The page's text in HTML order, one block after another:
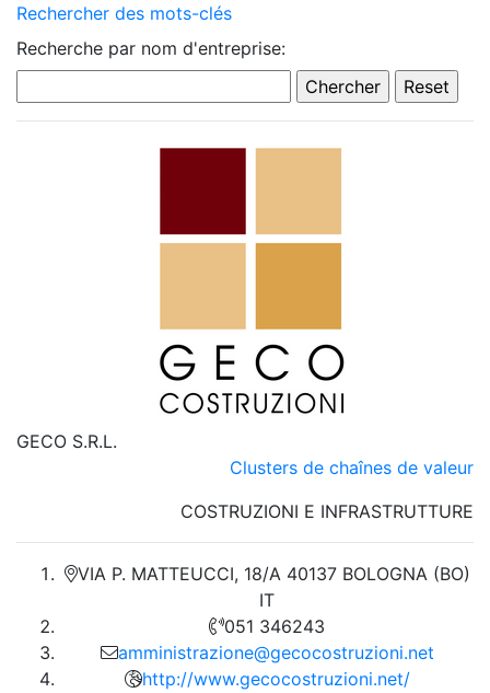
Rechercher des mots-clés
Recherche par nom d'entreprise:
GECO S.R.L.
Clusters de chaînes de valeur
COSTRUZIONI E INFRASTRUTTURE
VIA P. MATTEUCCI, 18/A 40137 BOLOGNA (BO)
IT
051 346243
amministrazione@gecocostruzioni.net
http://www.gecocostruzioni.net/